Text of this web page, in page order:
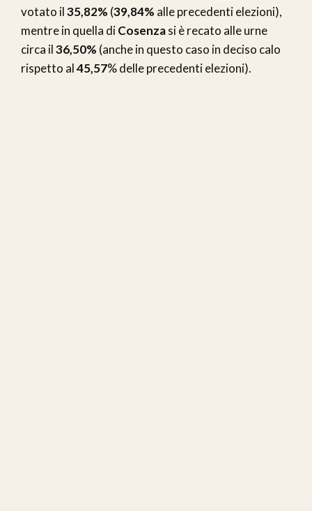
votato il35,82% (39,84% alle precedenti elezioni),
mentre in quella diCosenzasi è recato alle urne
circa il36,50% (anche in questo caso in deciso calo
rispetto al45,57% delle precedenti elezioni).